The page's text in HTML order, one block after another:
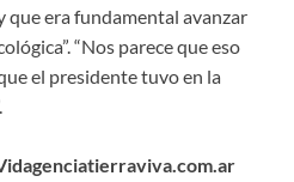
que era fundamental avanzar
“Nos parece que eso
el presidente tuvo en la